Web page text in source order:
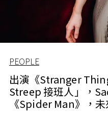
PEOPLE
出演《Stranger
Streep 接班人」，
《Spider Man》，